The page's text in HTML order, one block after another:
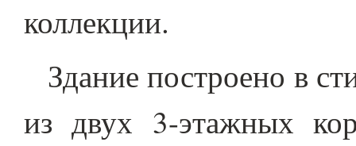
коллекции.
Здание построено в
из двух 3-этажных